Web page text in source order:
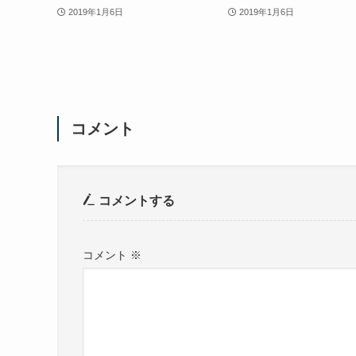
2019年1月6日 2019年1月6日
コメント
コメントする
コメント ※